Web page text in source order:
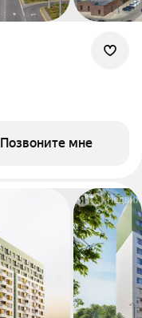
Позвоните мне